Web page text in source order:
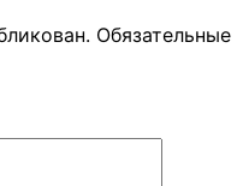
Обязательные